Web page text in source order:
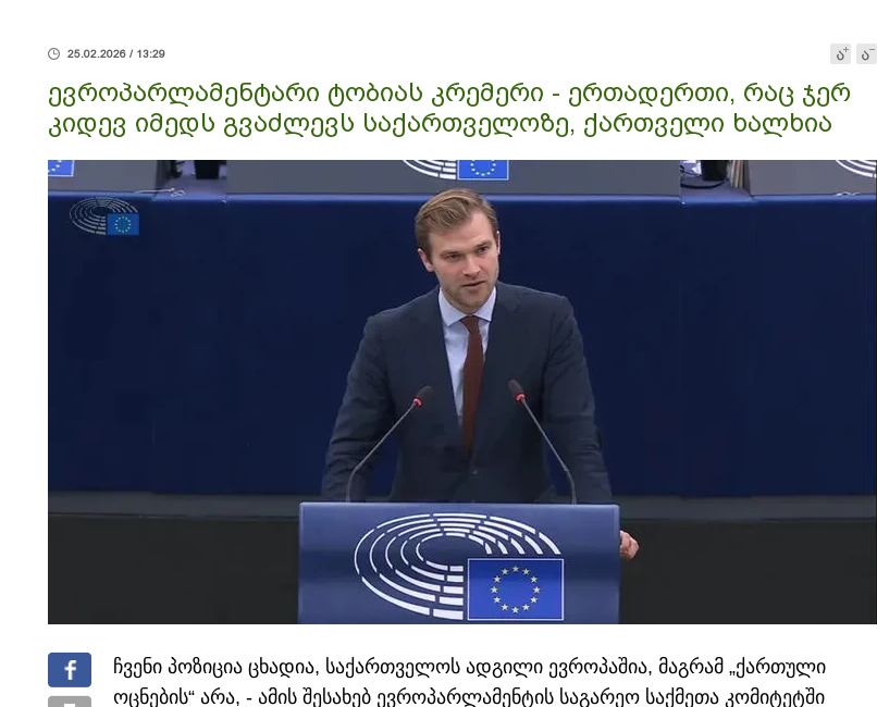
25.02.2026 / 13:29
ევროპარლამენტარი ტობიას კრემერი - ერთადერთი, რაც ჯერ
კიდევ იმედს გვაძლევს საქართველოზე, ქართველი ხალხია
ჩვენი პოზიცია ცხადია, საქართველოს ადგილი ევროპაშია, მაგრამ „ქართული
ოცნების“ არა, - ამის შესახებ ევროპარლამენტის საგარეო საქმეთა კომიტეტში